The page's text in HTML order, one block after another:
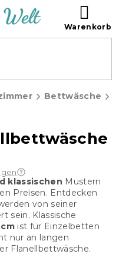
Bettwäsche
klassischen Mustern
Preisen. Entdecken
von seiner
sein. Klassische
ist für Einzelbetten
nur an langen
Flanellbettwäsche.